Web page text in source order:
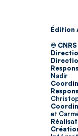
Édition
© CNRS
Nadir
et